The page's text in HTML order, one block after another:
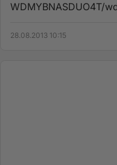
WDMYBNASDUO4T/
28.08.2013 10:15